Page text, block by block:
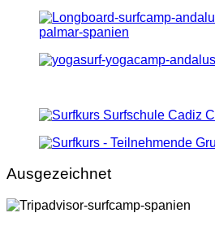
Ausgezeichnet